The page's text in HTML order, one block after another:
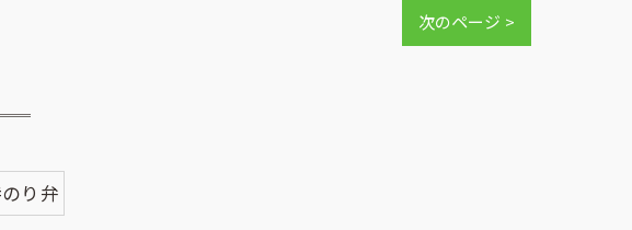
次のページ >
り弁